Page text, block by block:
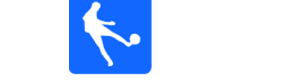
UTEN GRATIS
KAMP
KAMPER
KONTINUERLIGT
BETALTE